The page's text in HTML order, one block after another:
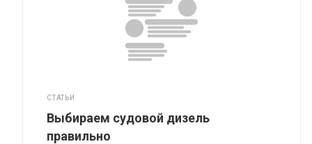
СТАТЬИ
Выбираем судовой дизель
правильно